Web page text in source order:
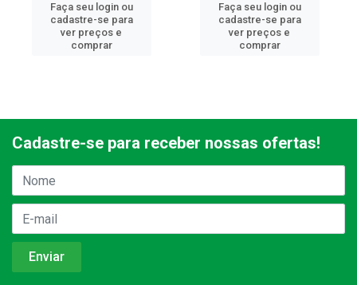
Faça seu login ou
cadastre-se para
ver preços e
comprar
Faça seu login ou
cadastre-se para
ver preços e
comprar
Cadastre-se para receber nossas ofertas!